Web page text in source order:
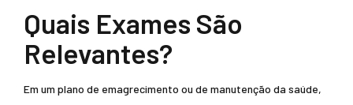
Quais Exames São
Relevantes?
Em um plano de emagrecimento ou de manutenção da saúde,